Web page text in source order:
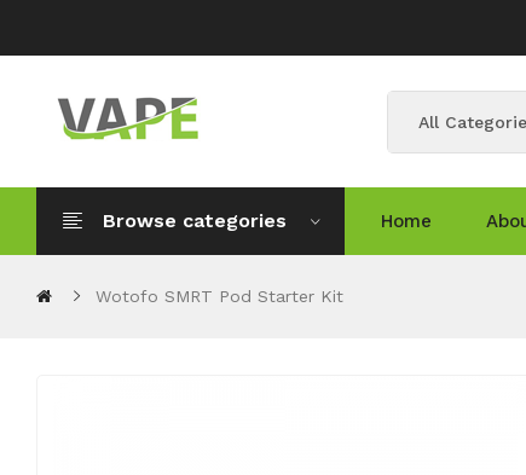
All
Browse categories Home
Wotofo SMRT Pod Starter Kit